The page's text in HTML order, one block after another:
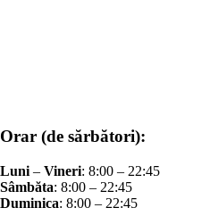
Orar (de sărbători):
Luni – Vineri: 8:00 – 22:45
Sâmbăta: 8:00 – 22:45
Duminica: 8:00 – 22:45